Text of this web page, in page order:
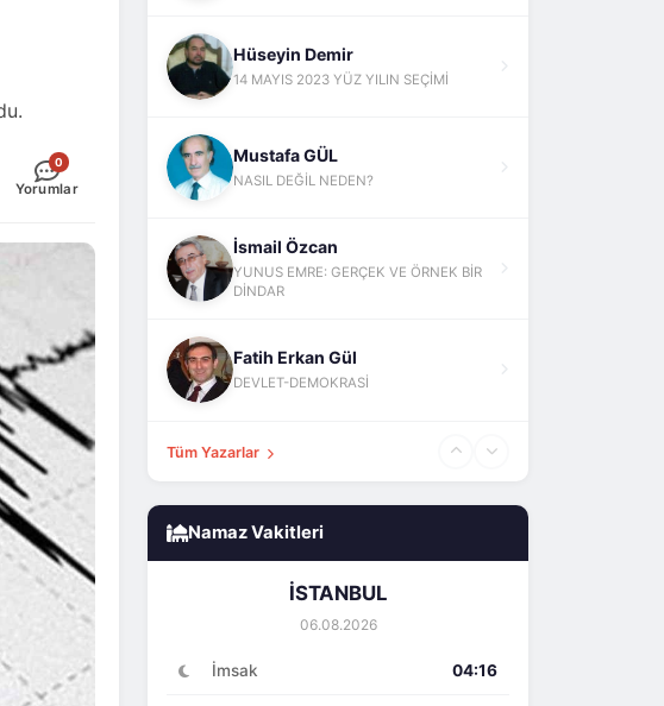
0
Yorumlar
Hüseyin Demir
14 MAYIS 2023 YÜZ YILIN SEÇİMİ
Mustafa GÜL
NASIL DEĞİL NEDEN?
İsmail Özcan
YUNUS EMRE: GERÇEK VE ÖRNEK BİR
DİNDAR
Fatih Erkan Gül
DEVLET-DEMOKRASİ
Tüm Yazarlar
Namaz Vakitleri
İSTANBUL
06.08.2026
İmsak 04:16